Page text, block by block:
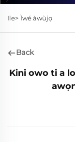
Ile> Ìwé àwùjọ
Back
Kini owo ti a